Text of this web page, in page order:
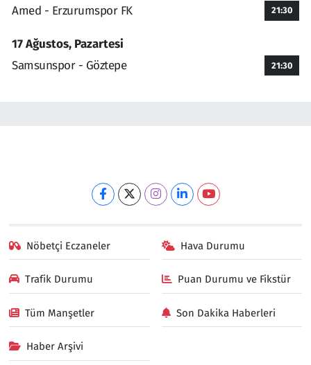
Amed - Erzurumspor FK 21:30
17 Ağustos, Pazartesi
Samsunspor - Göztepe
21:30
Nöbetçi Eczaneler Hava Durumu
Trafik Durumu Puan Durumu ve Fikstür
Tüm Manşetler Son Dakika Haberleri
Haber Arşivi